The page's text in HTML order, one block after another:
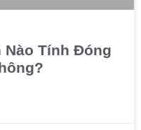
Nào Tính Đóng